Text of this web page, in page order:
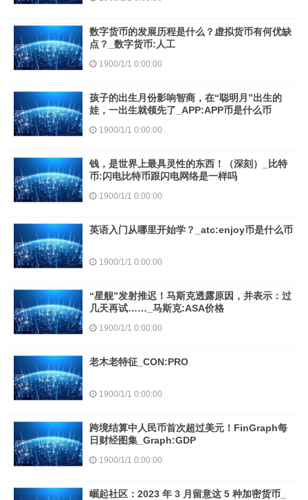
数字货币的发展历程是什么？虚拟货币有何优缺
点？_数字货币:人工
1900/1/1 0:00:00
孩子的出生月份影响智商，在“聪明月”出生的
娃，一出生就领先了_APP:APP币是什么币
1900/1/1 0:00:00
钱，是世界上最具灵性的东西！（深刻）_比特
币:闪电比特币跟闪电网络是一样吗
1900/1/1 0:00:00
英语入门从哪里开始学？_atc:enjoy币是什么币
1900/1/1 0:00:00
“星舰”发射推迟！马斯克透露原因，并表示：过
几天再试……_马斯克:ASA价格
1900/1/1 0:00:00
老木老特征_CON:PRO
1900/1/1 0:00:00
跨境结算中人民币首次超过美元！FinGraph每
日财经图集_Graph:GDP
1900/1/1 0:00:00
崛起社区：2023 年 3 月留意这 5 种加密货币_